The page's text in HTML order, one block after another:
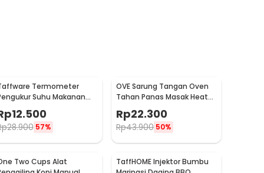
Termometer
Suhu Makanan
12.500
28.900 57%
OVE Sarung Tangan Oven
Tahan Panas Masak Heat
Resistant Gloves - 540F
Rp22.300
Rp43.900 50%
Two Cups Alat
TaffHOME Injektor Bumbu